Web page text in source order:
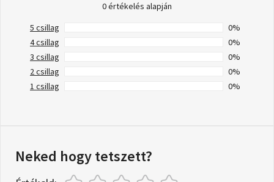
0 értékelés alapján
5 csillag
0%
4 csillag
0%
3 csillag
0%
2 csillag
0%
1 csillag
0%
Neked hogy tetszett?